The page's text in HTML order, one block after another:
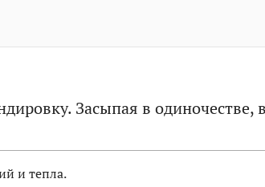
Засыпая в одиночестве,
и тепла.